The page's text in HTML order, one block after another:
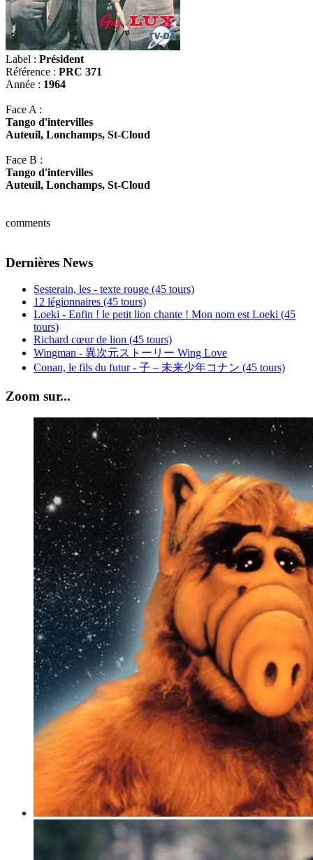
Label : Président
Référence : PRC 371
Année : 1964
Face A :
Tango d'intervilles
Auteuil, Lonchamps, St-Cloud
Face B :
Tango d'intervilles
Auteuil, Lonchamps, St-Cloud
comments
Dernières News
Sesterain, les - texte rouge (45 tours)
12 légionnaires (45 tours)
Loeki - Enfin ! le petit lion chante ! Mon nom est Loeki (45
tours)
Richard cœur de lion (45 tours)
Wingman - 異次元ストーリー Wing Love
Conan, le fils du futur - 子 – 未来少年コナン (45 tours)
Zoom sur...